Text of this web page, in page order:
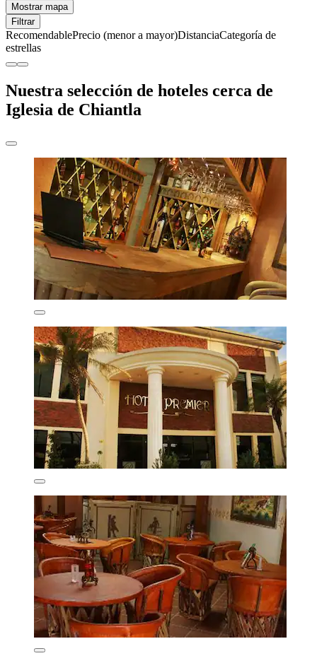
Mostrar mapa
Filtrar
RecomendablePrecio (menor a mayor)DistanciaCategoría de
estrellas
Nuestra selección de hoteles cerca de
Iglesia de Chiantla